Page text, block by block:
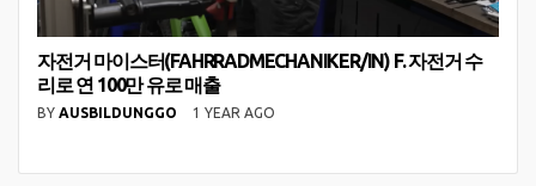
자전거 마이스터(FAHRRADMECHANIKER/IN) F. 자전거 수
리로 연 100만 유로 매출
BY AUSBILDUNGGO 1 YEAR AGO